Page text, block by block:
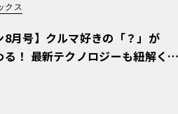
クス
8月号】クルマ好きの「？」が
る！ 最新テクノロジーも紐解く